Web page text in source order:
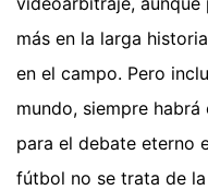
más en la larga
en el campo. Pero
mundo, siempre
para el debate eterno
fútbol no se trata de